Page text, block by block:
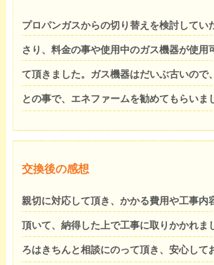
プロパンガスからの切り替えを検討してい
さり、料金の事や使用中のガス機器が使用
て頂きました。ガス機器はだいぶ古いので
との事で、エネファームを勧めてもらいま
交換後の感想
親切に対応して頂き、かかる費用や工事内
頂いて、納得した上で工事に取りかかれま
ろはきちんと相談にのって頂き、安心して